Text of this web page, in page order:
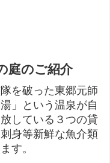
庭のご紹介
を破った東郷元師
」という温泉が自
している３つの貸
身等新鮮な魚介類
す。